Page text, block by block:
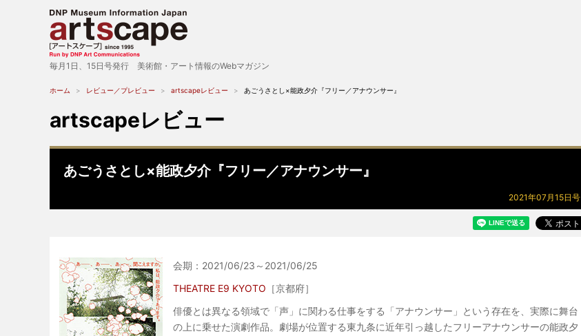
ホーム レビュー／プレビュー artscapeレビュー あごうさとし×能政夕介『フリー／アナウンサー』
artscapeレビュー
あごうさとし×能政夕介『フリー／アナウンサー』
2021年07月15日号
会期：2021/06/23～2021/06/25
THEATRE E9 KYOTO ［京都府］
俳優とは異なる領域で「声」に関わる仕事をする「アナウンサー」という存在を、実際に舞台
の上に乗せた演劇作品。劇場が位置する東九条に近年引っ越したフリーアナウンサーの能政夕
毎月1日、15日号発行 美術館・アート情報のWebマガジン